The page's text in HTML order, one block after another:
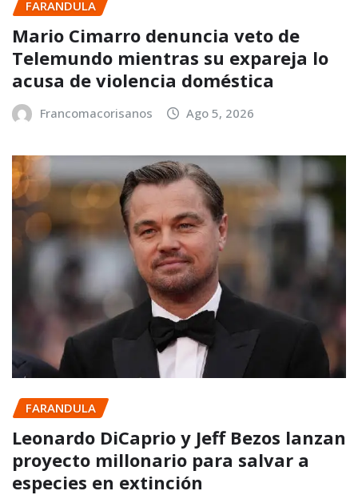
FARANDULA
Mario Cimarro denuncia veto de
Telemundo mientras su expareja lo
acusa de violencia doméstica
Francomacorisanos Ago 5, 2026
FARANDULA
Leonardo DiCaprio y Jeff Bezos lanzan
proyecto millonario para salvar a
especies en extinción